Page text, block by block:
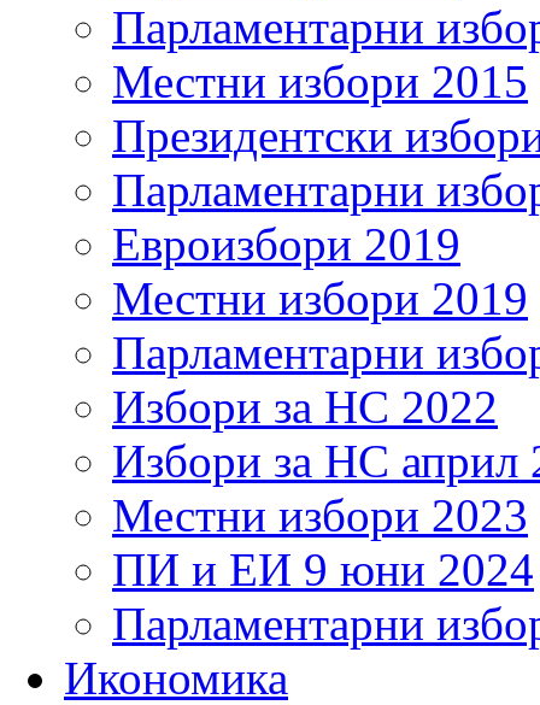
Парламентарни
Местни избори 2015
Президентски
Парламентарни
Евроизбори 2019
Местни избори 2019
Парламентарни
Избори за НС 2022
Избори за НС април
Местни избори 2023
ПИ и ЕИ 9 юни 2024
Парламентарни
Икономика